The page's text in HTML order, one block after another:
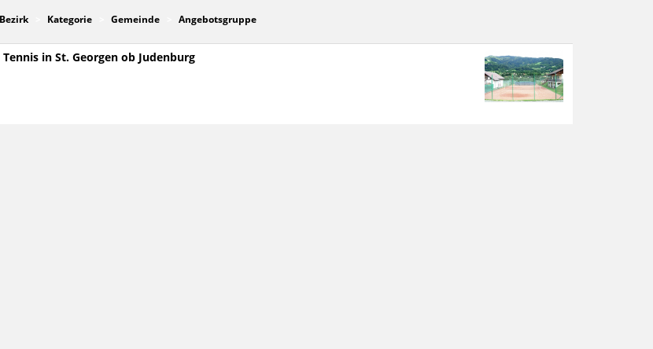
Bezirk Kategorie Gemeinde Angebotsgruppe
Tennis in St. Georgen ob Judenburg